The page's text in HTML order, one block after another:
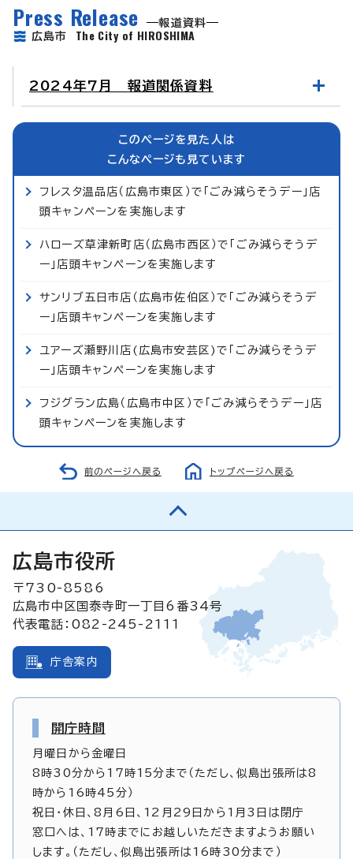
Press Release
報道資料
広島市 The City of HIROSHIMA
2024年7月 報道関係資料
このページを見た人は
こんなページも見ています
フレスタ温品店（広島市東区）で「ごみ減らそうデー」店
頭キャンペーンを実施します
ハローズ草津新町店（広島市西区）で「ごみ減らそうデ
ー」店頭キャンペーンを実施します
サンリブ五日市店（広島市佐伯区）で「ごみ減らそうデ
ー」店頭キャンペーンを実施します
ユアーズ瀬野川店(広島市安芸区)で「ごみ減らそうデ
ー」店頭キャンペーンを実施します
フジグラン広島（広島市中区）で「ごみ減らそうデー」店
頭キャンペーンを実施します
前のページへ戻る トップページへ戻る
広島市役所
〒730-8586
広島市中区国泰寺町一丁目6番34号
代表電話：082-245-2111
庁舎案内
開庁時間
月曜日から金曜日
8時30分から17時15分まで（ただし、似島出張所は8
時から16時45分）
祝日・休日、8月6日、12月29日から1月3日は閉庁
窓口へは、17時までにお越しいただきますようお願い
します。（ただし、似島出張所は16時30分まで）